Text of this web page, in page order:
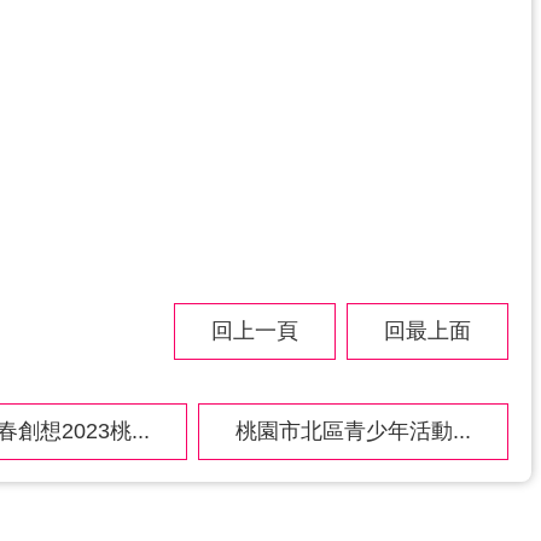
回上一頁 回最上面
創想2023桃... 桃園市北區青少年活動...